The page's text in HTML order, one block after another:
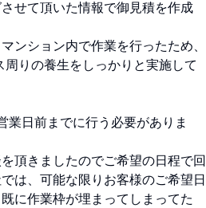
せて頂いた情報で御見積を作成
ンション内で作業を行ったため、
りの養生をしっかりと実施して
業日前までに行う必要がありま
頂きましたのでご希望の日程で回
は、可能な限りお客様のご希望日
に作業枠が埋まってしまってた